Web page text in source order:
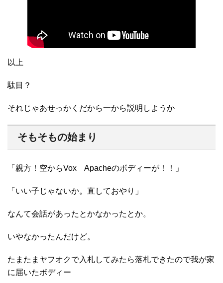
以上
駄目？
それじゃあせっかくだから一から説明しようか
そもそもの始まり
「親方！空からVox Apacheのボディーが！！」
「いい子じゃないか。直しておやり」
なんて会話があったとかなかったとか。
いやなかったんだけど。
たまたまヤフオクで入札してみたら落札できたので我が家
に届いたボディー